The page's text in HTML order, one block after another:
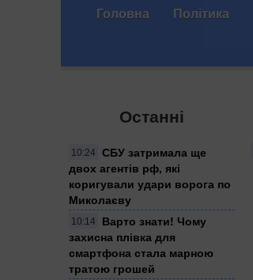
Головна Політика
Останні
10:24
СБУ затримала ще
двох агентів рф, які
коригували удари ворога по
Миколаєву
10:14
Варто знати! Чому
захисна плівка для
смартфона стала марною
тратою грошей